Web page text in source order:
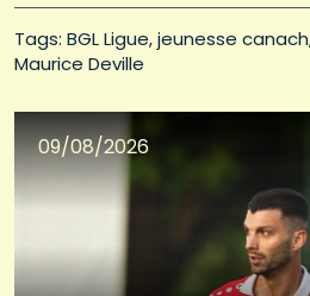
Tags: BGL Ligue jeunesse canach
Maurice Deville
09/08/2026